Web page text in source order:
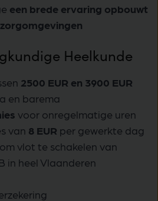
een brede ervaring opbouwt
Heelkunde
2500 EUR en 3900 EUR
en barema
voor onregelmatige uren
van 8 EUR per gewerkte dag
om vlot te schakelen van
in heel Vlaanderen